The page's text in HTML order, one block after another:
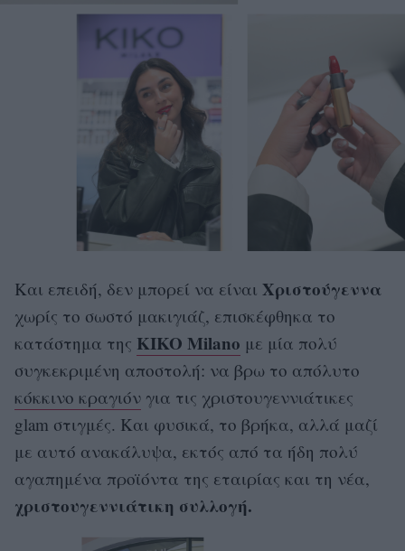
Και επειδή, δεν μπορεί να είναι Χριστούγεννα
χωρίς το σωστό μακιγιάζ, επισκέφθηκα το
κατάστημα της KIKO Milano με μία πολύ
συγκεκριμένη αποστολή: να βρω το απόλυτο
κόκκινο κραγιόν για τις χριστουγεννιάτικες
glam στιγμές. Και φυσικά, το βρήκα, αλλά μαζί
με αυτό ανακάλυψα, εκτός από τα ήδη πολύ
αγαπημένα προϊόντα της εταιρίας και τη νέα,
χριστουγεννιάτικη συλλογή.